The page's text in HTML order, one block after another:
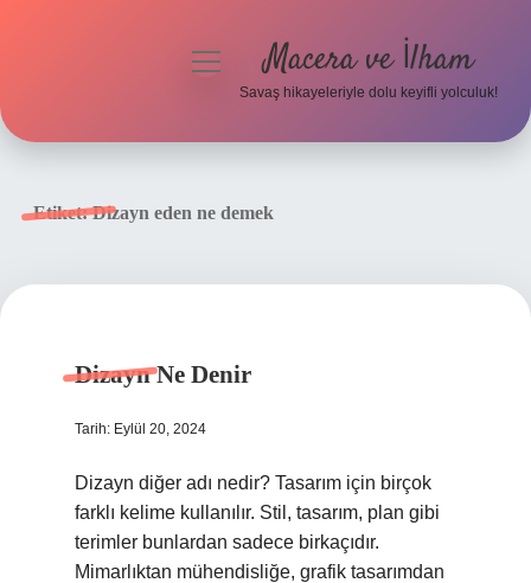
menüyüMacera ve İlham
Savaş hikayeleriyle dolu keyifli yolculuk!
Etiket:Dizayn eden ne demek
Dizayn Ne Denir
Tarih: Eylül 20, 2024
Dizayn diğer adı nedir? Tasarım için birçok
farklı kelime kullanılır. Stil, tasarım, plan gibi
terimler bunlardan sadece birkaçıdır.
Mimarlıktan mühendisliğe, grafik tasarımdan